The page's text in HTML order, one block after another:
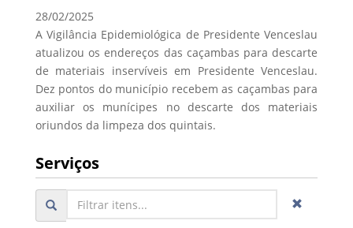
28/02/2025
A Vigilância Epidemiológica de Presidente Venceslau
atualizou os endereços das caçambas para descarte
de materiais inservíveis em Presidente Venceslau.
Dez pontos do município recebem as caçambas para
auxiliar os munícipes no descarte dos materiais
oriundos da limpeza dos quintais.
Serviços